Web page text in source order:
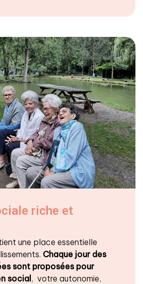
riche et
une place essentielle
Chaque jour des
sont proposées pour
social, votre autonomie,